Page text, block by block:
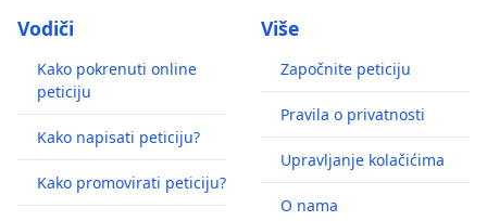
Vodiči
Kako pokrenuti online
peticiju
Kako napisati peticiju?
Kako promovirati peticiju?
Više
Započnite peticiju
Pravila o privatnosti
Upravljanje kolačićima
O nama